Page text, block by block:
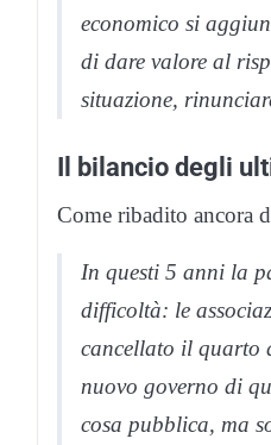
economico si
di dare valore al
situazione,
Il bilancio degli
Come ribadito ancora
In questi 5 anni la
difficoltà: le
cancellato il quarto
nuovo governo di
cosa pubblica, ma